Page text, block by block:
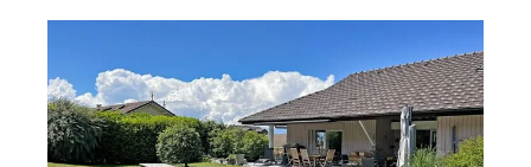
170 m2, 6 pièces
Ref : 156148
Maison à vendre